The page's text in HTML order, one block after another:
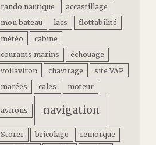
rando nautique
accastillage
mon bateau
lacs
flottabilité
météo
cabine
courants marins
échouage
voilaviron
chavirage
site VAP
marées
cales moteur
avirons navigation
Storer bricolage
remorque